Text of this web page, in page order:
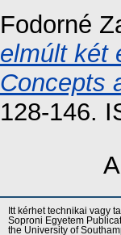
Fodorné
elmúlt két
Concepts
128-146.
Itt kérhet technikai vagy
Soproni Egyetem
the University of